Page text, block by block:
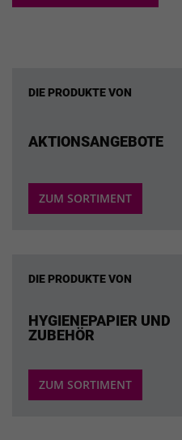
DIE PRODUKTE VON
AKTIONSANGEBOTE
ZUM SORTIMENT
DIE PRODUKTE VON
HYGIENEPAPIER UND
ZUBEHÖR
ZUM SORTIMENT